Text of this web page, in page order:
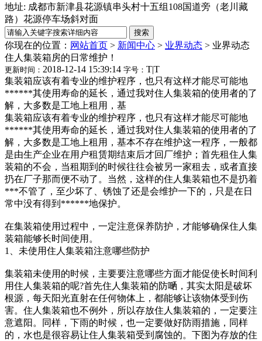
地址: 成都市新津县花源镇串头村十五组108国道旁（老川藏
路）花源停车场斜对面
你现在的位置： 网站首页 > 新闻中心 > 业界动态 > 业界动态
住人集装箱房的日常维护！
更新时间： 2018-12-14 15:39:14 字号： T|T
集装箱应该有着专业的维护程序，也只有这样才能尽可能地
******其使用寿命的延长，通过我对住人集装箱的使用者的了
解，大多数是工地上租用，基
集装箱应该有着专业的维护程序，也只有这样才能尽可能地
******其使用寿命的延长，通过我对住人集装箱的使用者的了
解，大多数是工地上租用，基本不存在维护这一程序，一般都
是由生产企业在用户租赁期结束后才回厂维护；首先租住人集
装箱的不会，当租期到的时候往往会被另一家租去，或者直接
扔在厂子那而便不动了。当然，这样的住人集装箱也不是扔着
***不管了，至少坏了、锈蚀了还是会维护一下的，只是在日
常中没有得到******地保护。
在集装箱使用过程中，一定注意保养防护，才能够确保住人集
装箱能够长时间使用。
1、未使用住人集装箱注意哪些防护
集装箱未使用的时候，主要要注意哪些方面才能促使长时间利
用住人集装箱的呢?首先住人集装箱的防嗮，其实太阳是破坏
根源，每天阳光直射在任何物体上，都能够让该物体受到伤
害。住人集装箱也不例外，所以存放住人集装箱的，一定要注
意遮阳。同样，下雨的时候，也一定要做好防雨措施，同样
的，水也是很容易让住人集装箱受到腐蚀的。下图为存放的住